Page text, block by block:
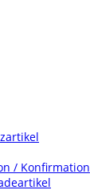
/ Konfirmation